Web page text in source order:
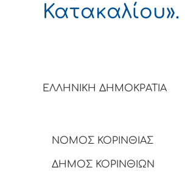
Κατακαλίου».
ΕΛΛΗΝΙΚΗ ΔΗΜΟΚΡΑΤΙΑ
ΝΟΜΟΣ ΚΟΡΙΝΘΙΑΣ
ΔΗΜΟΣ ΚΟΡΙΝΘΙΩΝ